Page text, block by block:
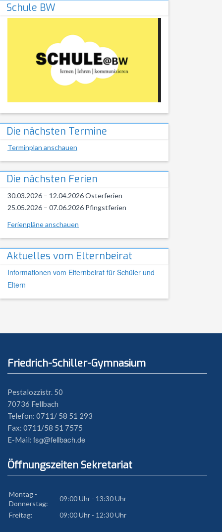
Schule BW
Die nächsten Termine
Terminplan anschauen
Die nächsten Ferien
30.03.2026 – 12.04.2026 Osterferien
25.05.2026 – 07.06.2026 Pfingstferien
Ferienpläne anschauen
Aktuelles vom Elternbeirat
Informationen vom Elternbeirat für Schüler und
Eltern
Friedrich-Schiller-Gymnasium
Pestalozzistr. 50
70736 Fellbach
Telefon: 0711/ 58 51 293
Fax: 0711/58 51 7575
E-Mail: fsg@fellbach.de
Öffnungszeiten Sekretariat
Montag -
Donnerstag:
09:00 Uhr - 13:30 Uhr
Freitag:
09:00 Uhr - 12:30 Uhr